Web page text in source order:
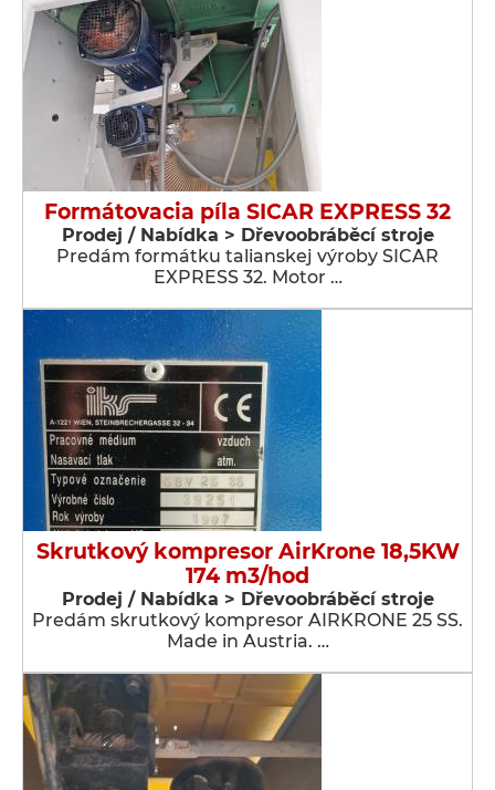
Formátovacia píla SICAR EXPRESS 32
Prodej / Nabídka > Dřevoobráběcí stroje
Predám formátku talianskej výroby SICAR
EXPRESS 32. Motor …
Skrutkový kompresor AirKrone 18,5KW
174 m3/hod
Prodej / Nabídka > Dřevoobráběcí stroje
Predám skrutkový kompresor AIRKRONE 25 SS.
Made in Austria. …